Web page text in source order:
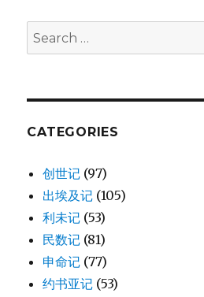
后
Search
for:
CATEGORIES
创世记 (97)
出埃及记 (105)
利未记 (53)
民数记 (81)
申命记 (77)
约书亚记 (53)